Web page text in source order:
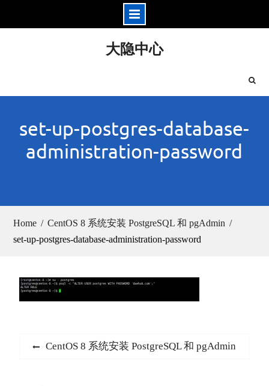
大隐中心
set-up-postgres-database-
administration-password
Home
CentOS 8 系统安装 PostgreSQL 和 pgAdmin
set-up-postgres-database-administration-password
文
Previous
CentOS 8 系统安装 PostgreSQL 和 pgAdmin